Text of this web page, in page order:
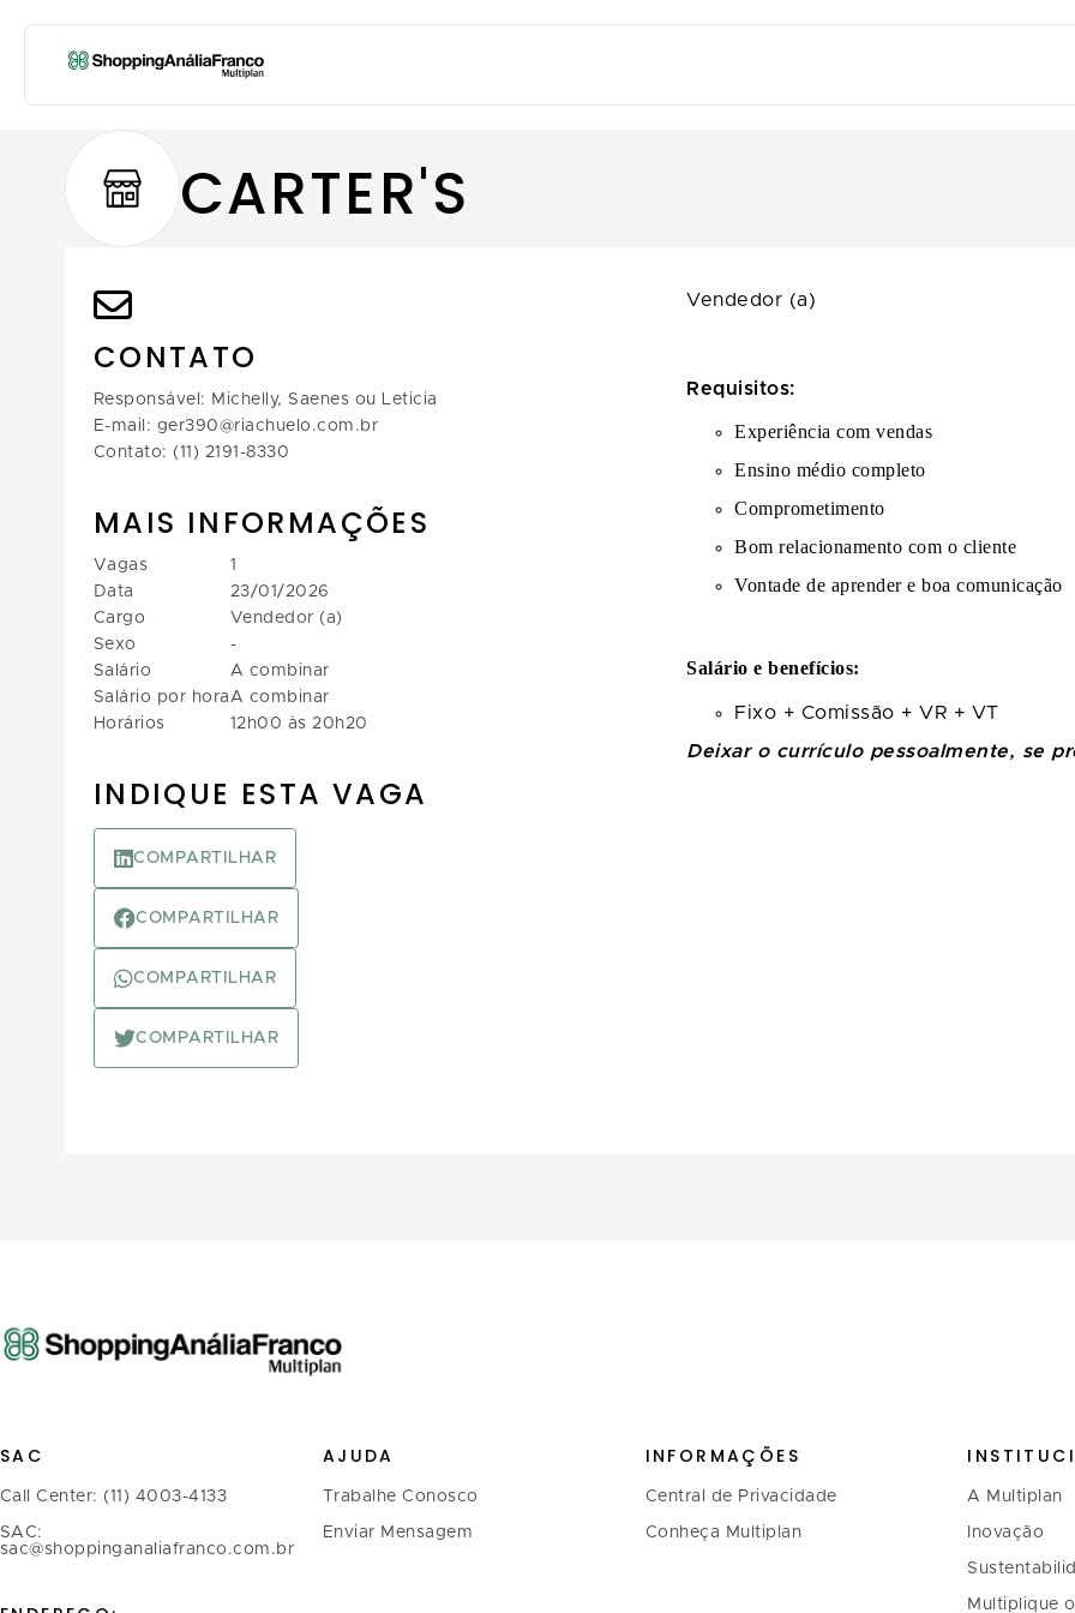
CARTER'S
CONTATO
Responsável: Michelly, Saenes ou Leticia
E-mail: ger390@riachuelo.com.br
Contato: (11) 2191-8330
MAIS INFORMAÇÕES
Vagas
Data
Cargo
Sexo
Salário
Salário por hora
Horários
1
23/01/2026
Vendedor (a)
-
A combinar
A combinar
12h00 às 20h20
INDIQUE ESTA VAGA
COMPARTILHAR
COMPARTILHAR
COMPARTILHAR
COMPARTILHAR
Vendedor (a)
Requisitos:
Experiência com vendas
Ensino médio completo
Comprometimento
Bom relacionamento com o cliente
Vontade de aprender e boa comunicação
Salário e benefícios:
Fixo + Comissão + VR + VT
Deixar o currículo pessoalmente, se
SAC
Call Center: (11) 4003-4133
SAC:
sac@shoppinganaliafranco.com.br
AJUDA
Trabalhe Conosco
Enviar Mensagem
INFORMAÇÕES
Central de Privacidade
Conheça Multiplan
A Multiplan
Inovação
Multiplique